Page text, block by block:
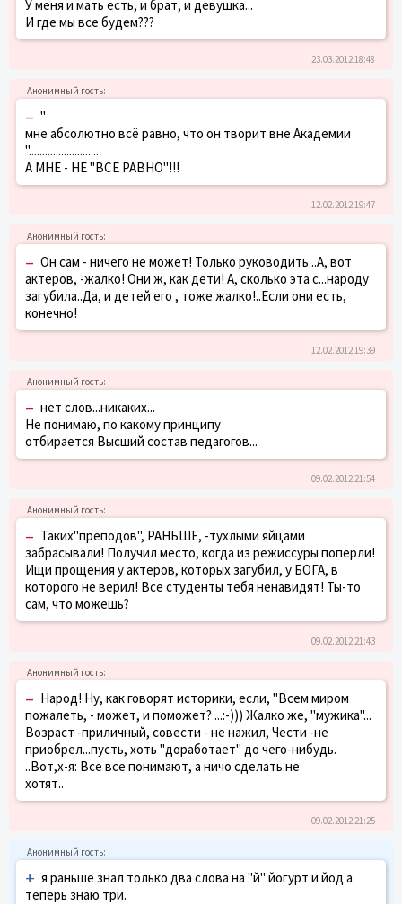
У меня и мать есть, и брат, и девушка...
И где мы все будем???
23.03.2012 18:48
– "
мне абсолютно всё равно, что он творит вне Академии
"..........................
А МНЕ - НЕ "ВСЕ РАВНО"!!!
12.02.2012 19:47
– Он сам - ничего не может! Только руководить...А, вот
актеров, -жалко! Они ж, как дети! А, сколько эта с...народу
загубила..Да, и детей его , тоже жалко!..Если они есть,
конечно!
12.02.2012 19:39
– нет слов...никаких...
Не понимаю, по какому принципу
отбирается Высший состав педагогов...
09.02.2012 21:54
– Таких"преподов", РАНЬШЕ, -тухлыми яйцами
забрасывали! Получил место, когда из режиссуры поперли!
Ищи прощения у актеров, которых загубил, у БОГА, в
которого не верил! Все студенты тебя ненавидят! Ты-то
сам, что можешь?
09.02.2012 21:43
– Народ! Ну, как говорят историки, если, "Всем миром
пожалеть, - может, и поможет? ...:-))) Жалко же, "мужика"...
Возраст -приличный, совести - не нажил, Чести -не
приобрел...пусть, хоть "доработает" до чего-нибудь.
..Вот,х-я: Все все понимают, а ничо сделать не
хотят..
09.02.2012 21:25
+ я раньше знал только два слова на "й" йогурт и йод а
теперь знаю три.